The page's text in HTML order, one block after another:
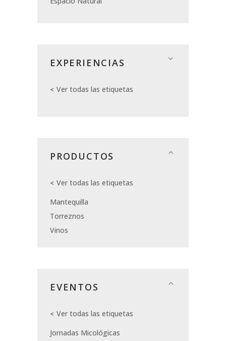
EXPERIENCIAS
Ver todas las etiquetas
PRODUCTOS
Ver todas las etiquetas
Mantequilla
Torreznos
Vinos
EVENTOS
Ver todas las etiquetas
Jornadas Micológicas